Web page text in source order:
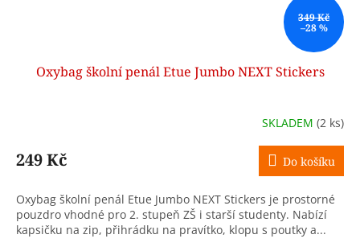
349 Kč
–28 %
Oxybag školní penál Etue Jumbo NEXT Stickers
SKLADEM (2 ks)
249 Kč Do košíku
Oxybag školní penál Etue Jumbo NEXT Stickers je prostorné
pouzdro vhodné pro 2. stupeň ZŠ i starší studenty. Nabízí
kapsičku na zip, přihrádku na pravítko, klopu s poutky a...